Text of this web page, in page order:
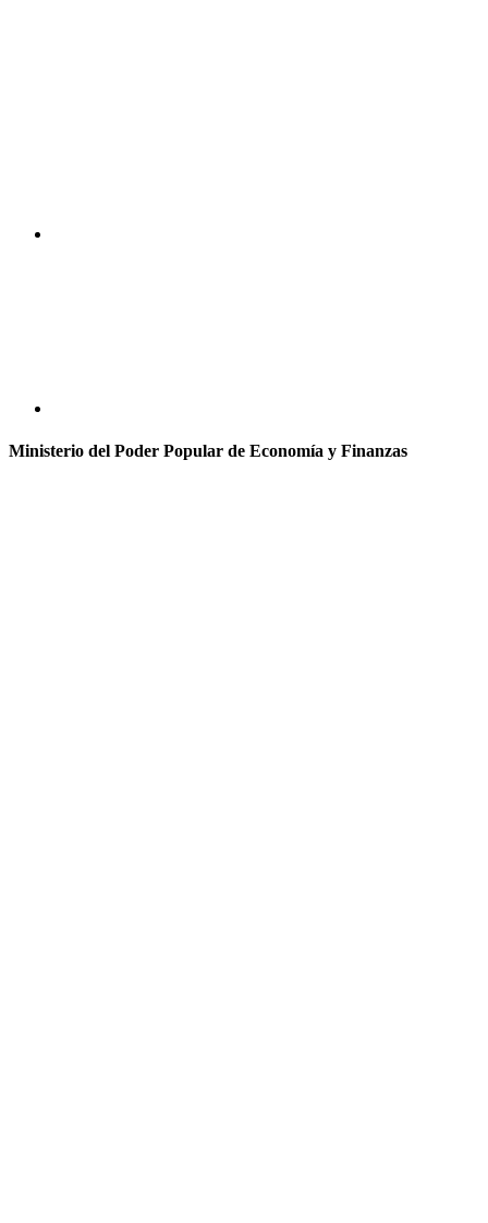
Ministerio del Poder Popular de Economía y Finanzas